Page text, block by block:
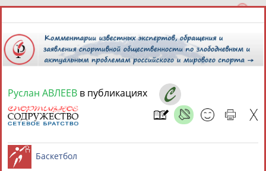
8 августа 2026 года,
СПОРТСМЕНЫ, ТРЕНЕРЫ И СПЕЦИАЛИСТЫ
Руслан АВЛЕЕВ в публикациях